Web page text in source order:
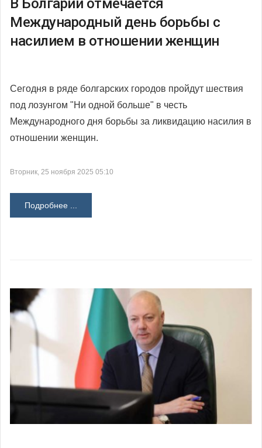
В Болгарии отмечается
Международный день борьбы с
насилием в отношении женщин
Сегодня в ряде болгарских городов пройдут шествия
под лозунгом "Ни одной больше" в честь
Международного дня борьбы за ликвидацию насилия в
отношении женщин.
Вторник, 25 ноября 2025 05:10
Подробнее ...